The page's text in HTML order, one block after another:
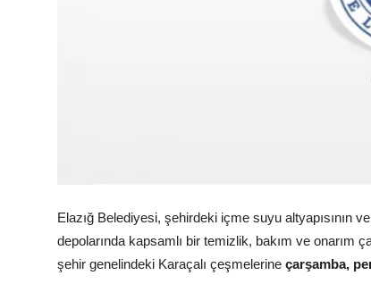
DernekElazığ Belediyesi, şehirdeki içme suyu altyapısının
depolarında kapsamlı bir temizlik, bakım ve onarım
şehir genelindeki Karaçalı çeşmelerine çarşamba,